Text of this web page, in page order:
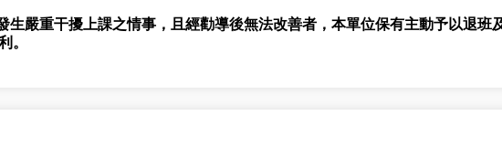
生嚴重干擾上課之情事，且經勸導後無法改善者，本單位保有主動予以退班
。